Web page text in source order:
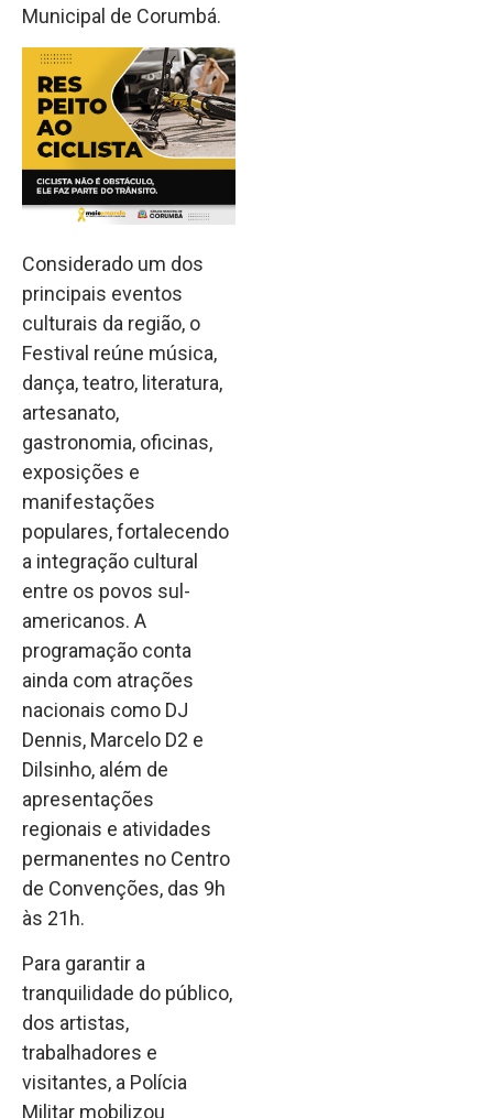
Municipal de Corumbá.
Considerado um dos
principais eventos
culturais da região, o
Festival reúne música,
dança, teatro, literatura,
artesanato,
gastronomia, oficinas,
exposições e
manifestações
populares, fortalecendo
a integração cultural
entre os povos sul-
americanos. A
programação conta
ainda com atrações
nacionais como DJ
Dennis, Marcelo D2 e
Dilsinho, além de
apresentações
regionais e atividades
permanentes no Centro
de Convenções, das 9h
às 21h.
Para garantir a
tranquilidade do público,
dos artistas,
trabalhadores e
visitantes, a Polícia
Militar mobilizou